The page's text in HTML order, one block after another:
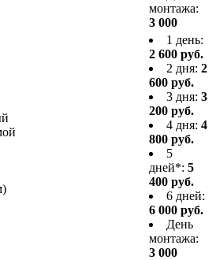
монтажа:
3 000
1 день:
2 600 руб.
2 дня: 2
600 руб.
3 дня: 3
200 руб.
4 дня: 4
800 руб.
5
дней*: 5
400 руб.
6 дней:
6 000 руб.
День
монтажа:
3 000